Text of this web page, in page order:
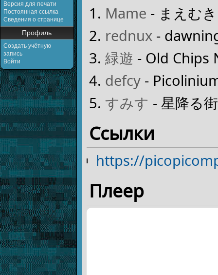
Версия для печати
Постоянная ссылка
Сведения о странице
Профиль
Создать учётную
запись
Войти
Mame - まえむ
rednux -
緑遊 - Old Chips
defcy -
すみす - 星降る
Ссылки
https://
Плеер